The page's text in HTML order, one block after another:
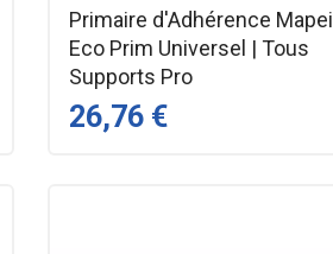
Primaire d'Adhérence Mapei
Eco Prim Universel | Tous
Supports Pro
26,76 €